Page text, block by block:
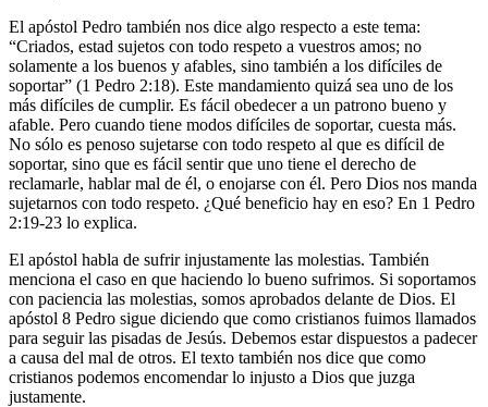
El apóstol Pedro también nos dice algo respecto a este tema:
“Criados, estad sujetos con todo respeto a vuestros amos; no
solamente a los buenos y afables, sino también a los difíciles de
soportar” (1 Pedro 2:18). Este mandamiento quizá sea uno de los
más difíciles de cumplir. Es fácil obedecer a un patrono bueno y
afable. Pero cuando tiene modos difíciles de soportar, cuesta más.
No sólo es penoso sujetarse con todo respeto al que es difícil de
soportar, sino que es fácil sentir que uno tiene el derecho de
reclamarle, hablar mal de él, o enojarse con él. Pero Dios nos manda
sujetarnos con todo respeto. ¿Qué beneficio hay en eso? En 1 Pedro
2:19-23 lo explica.
El apóstol habla de sufrir injustamente las molestias. También
menciona el caso en que haciendo lo bueno sufrimos. Si soportamos
con paciencia las molestias, somos aprobados delante de Dios. El
apóstol 8 Pedro sigue diciendo que como cristianos fuimos llamados
para seguir las pisadas de Jesús. Debemos estar dispuestos a padecer
a causa del mal de otros. El texto también nos dice que como
cristianos podemos encomendar lo injusto a Dios que juzga
justamente.